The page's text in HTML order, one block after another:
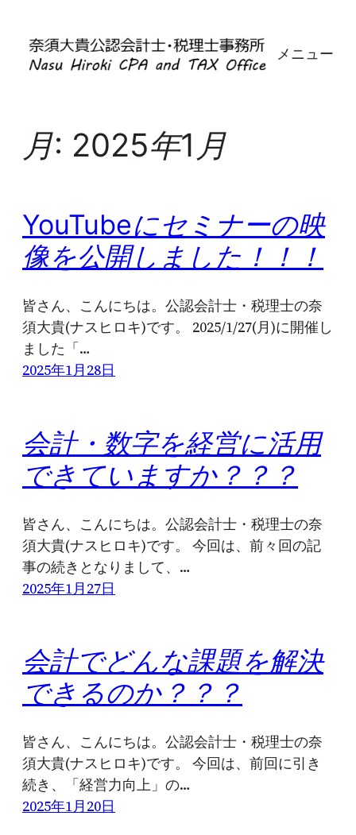
メニュー
月: 2025年1月
YouTubeにセミナーの映
像を公開しました！！！
皆さん、こんにちは。公認会計士・税理士の奈
須大貴(ナスヒロキ)です。 2025/1/27(月)に開催し
ました「…
2025年1月28日
会計・数字を経営に活用
できていますか？？？
皆さん、こんにちは。公認会計士・税理士の奈
須大貴(ナスヒロキ)です。 今回は、前々回の記
事の続きとなりまして、…
2025年1月27日
会計でどんな課題を解決
できるのか？？？
皆さん、こんにちは。公認会計士・税理士の奈
須大貴(ナスヒロキ)です。 今回は、前回に引き
続き、「経営力向上」の…
2025年1月20日